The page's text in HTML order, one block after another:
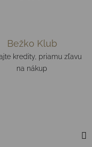
Bežko Klub
kredity, priamu zľavu
na nákup